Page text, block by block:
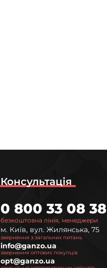
Консультація
безкоштовна лінія, менеджери
0 800 33 08 38
м. Київ, вул. Жилянська, 75
звернення з загальних питань
info@ganzo.ua
звернення оптових покупців
opt@ganzo.ua